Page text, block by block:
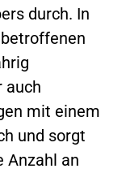
durch. In
auch
mit einem
und sorgt
Anzahl an